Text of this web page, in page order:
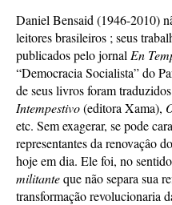
Daniel Bensaid (1946-2010)
leitores brasileiros ; seus
publicados pelo jornal En
“Democracia Socialista” do
de seus livros foram
Intempestivo(editora Xama),
etc. Sem exagerar, se pode
representantes da renovaçâo
hoje em dia. Ele foi, no
militanteque não separa sua
transformação revolucionaria